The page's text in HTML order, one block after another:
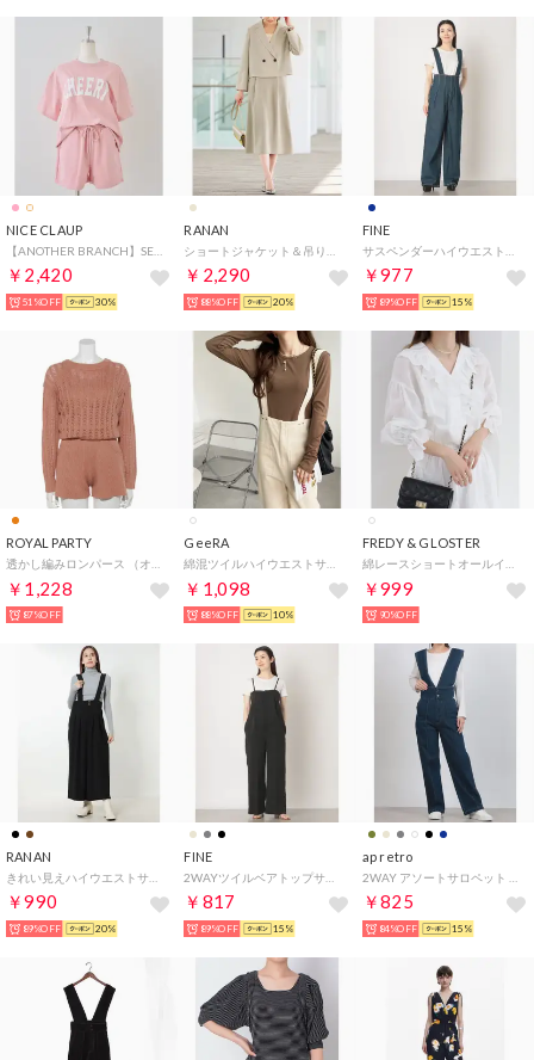
NICE CLAUP
￥2,420
51%OFF 30%
RANAN
￥2,290
88%OFF 20%
FINE
￥977
89%OFF 15%
ROYAL PARTY
￥1,228
87%OFF
GeeRA
￥1,098
88%OFF 10%
FREDY & GLOSTER
￥999
90%OFF
RANAN
￥990
89%OFF 20%
FINE
￥817
89%OFF 15%
ap retro
￥825
84%OFF 15%